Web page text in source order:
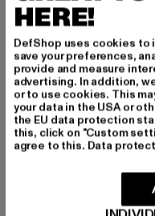
Farbe: schwarz
Hersteller Farbe:
Polyester
Art.Nr: 190748-02374
Hersteller: Punch
Im Taubental 15a | 41468
GRÖSSE &
HERE!
DefShop uses cookies to
save your preferences,
provide and measure
advertising. In addition,
or to use cookies. This
your data in the USA or
the EU data protection
this, click on "Custom
agree to this. Data